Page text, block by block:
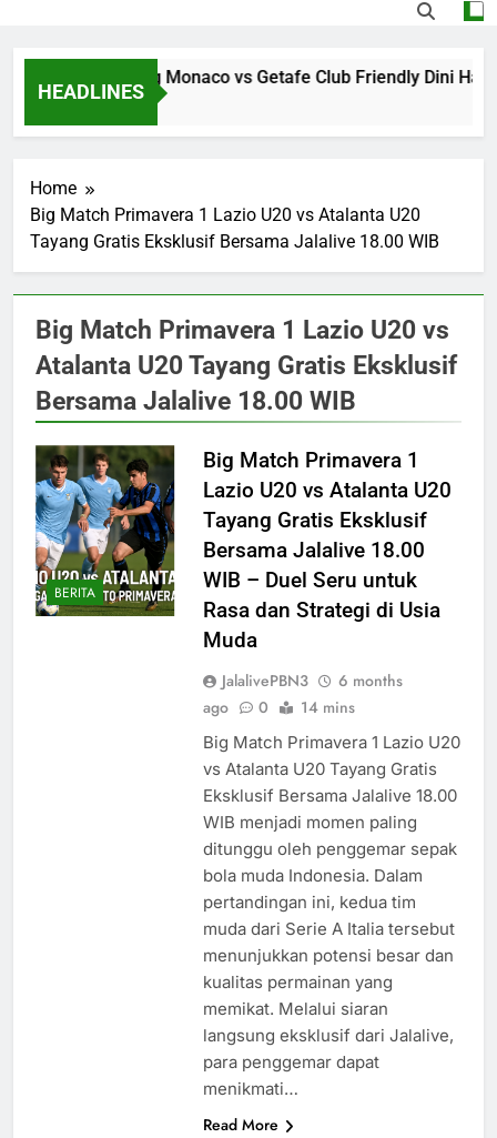
HEADLINES
Jalalive Streaming Monaco vs Getafe Club Friendly Dini
3 Minutes Ago
Home
Big Match Primavera 1 Lazio U20 vs Atalanta U20
Tayang Gratis Eksklusif Bersama Jalalive 18.00 WIB
Big Match Primavera 1 Lazio U20 vs
Atalanta U20 Tayang Gratis Eksklusif
Bersama Jalalive 18.00 WIB
BERITA
Big Match Primavera 1
Lazio U20 vs Atalanta U20
Tayang Gratis Eksklusif
Bersama Jalalive 18.00
WIB – Duel Seru untuk
Rasa dan Strategi di Usia
Muda
JalalivePBN3
6 months
ago
0 14 mins
Big Match Primavera 1 Lazio U20
vs Atalanta U20 Tayang Gratis
Eksklusif Bersama Jalalive 18.00
WIB menjadi momen paling
ditunggu oleh penggemar sepak
bola muda Indonesia. Dalam
pertandingan ini, kedua tim
muda dari Serie A Italia tersebut
menunjukkan potensi besar dan
kualitas permainan yang
memikat. Melalui siaran
langsung eksklusif dari Jalalive,
para penggemar dapat
menikmati…
Read More